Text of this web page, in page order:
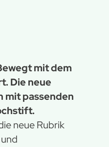
mit dem
Die neue
mit passenden
neue Rubrik